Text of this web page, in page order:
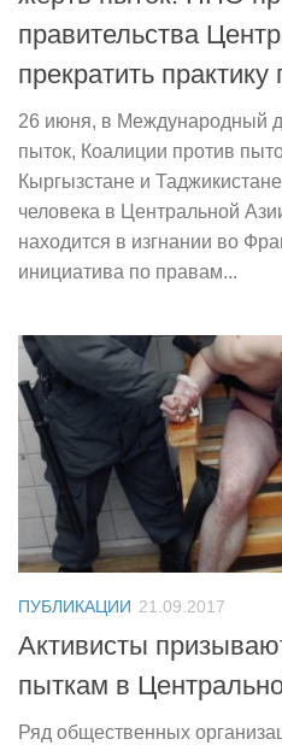
правительства
прекратить практику
26 июня, в Международный
пыток, Коалиции против
Кыргызстане и
человека в Центральной
находится в изгнании во
инициатива по правам...
ПУБЛИКАЦИИ 21.09.2017
Активисты
пыткам в
Ряд общественных